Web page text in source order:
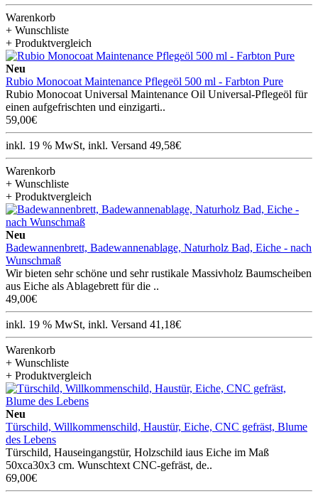
Warenkorb
+ Wunschliste
+ Produktvergleich
Neu
Rubio Monocoat Maintenance Pflegeöl 500 ml - Farbton Pure
Rubio Monocoat Universal Maintenance Oil Universal-Pflegeöl für
einen aufgefrischten und einzigarti..
59,00€
inkl. 19 % MwSt, inkl. Versand 49,58€
Warenkorb
+ Wunschliste
+ Produktvergleich
Neu
Badewannenbrett, Badewannenablage, Naturholz Bad, Eiche - nach
Wunschmaß
Wir bieten sehr schöne und sehr rustikale Massivholz Baumscheiben
aus Eiche als Ablagebrett für die ..
49,00€
inkl. 19 % MwSt, inkl. Versand 41,18€
Warenkorb
+ Wunschliste
+ Produktvergleich
Neu
Türschild, Willkommenschild, Haustür, Eiche, CNC gefräst, Blume
des Lebens
Türschild, Hauseingangstür, Holzschild iaus Eiche im Maß
50xca30x3 cm. Wunschtext CNC-gefräst, de..
69,00€